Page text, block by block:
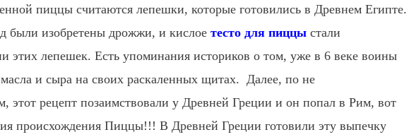
пиццы считаются лепешки, которые готовились в Древнем Египте.
были изобретены дрожжи, и кислое тесто для пиццы стали
этих лепешек. Есть упоминания историков о том, уже в 6 веке воины
и сыра на своих раскаленных щитах. Далее, по не
рецепт позаимствовали у Древней Греции и он попал в Рим, вот
происхождения Пиццы!!! В Древней Греции готовили эту выпечку